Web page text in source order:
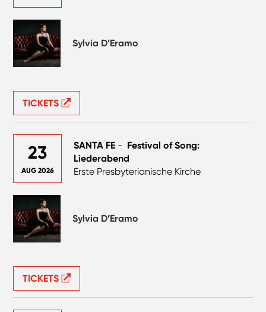
Sylvia D’Eramo
TICKETS
23
AUG 2026
SANTA FE - Festival of Song:
Liederabend
Erste Presbyterianische Kirche
Sylvia D’Eramo
TICKETS